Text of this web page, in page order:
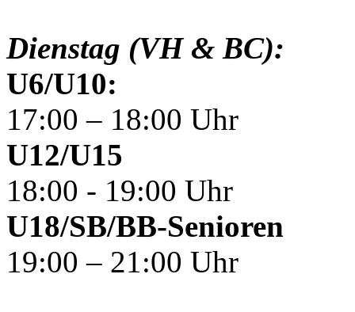
Dienstag (VH & BC):
U6/U10:
17:00 – 18:00 Uhr
U12/U15
18:00 - 19:00 Uhr
U18/SB/BB-Senioren
19:00 – 21:00 Uhr